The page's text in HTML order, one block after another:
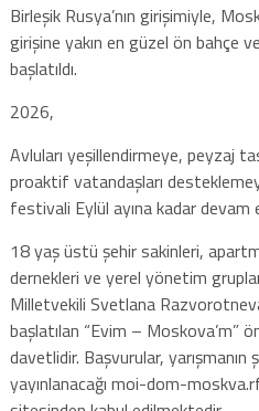
Birleşik Rusya’nın girişimiyle,
girişine yakın en güzel ön bahçe
başlatıldı.
2026,
Avluları yeşillendirmeye, peyzaj
proaktif vatandaşları
festivali Eylül ayına kadar devam
18 yaş üstü şehir sakinleri,
dernekleri ve yerel yönetim
Milletvekili Svetlana
başlatılan “Evim – Moskova’m”
davetlidir. Başvurular, yarışmanın
yayınlanacağı moi-dom-